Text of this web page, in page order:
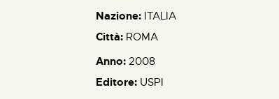
Nazione: ITALIA
Città: ROMA
Anno: 2008
Editore: USPI